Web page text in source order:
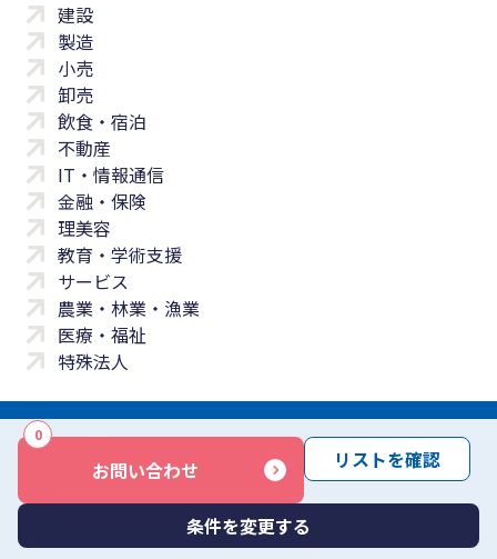
お問い合わせ
0
リストを確認
条件を変更する
建設
製造
小売
卸売
飲食・宿泊
不動産
IT・情報通信
金融・保険
理美容
教育・学術支援
サービス
農業・林業・漁業
医療・福祉
特殊法人
サイトマップ 免責事項 サービス利用規約
商標について反社会勢力に対する基本方針 お問い合わせ
Copyright © Yayoi Co., Ltd. All rights reserved.